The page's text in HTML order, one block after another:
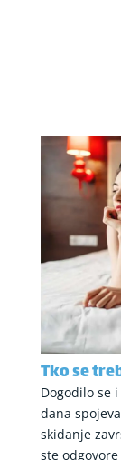
Tko se
Dogodilo se
dana
skidanje
ste